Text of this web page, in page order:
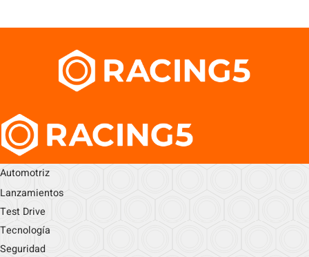
Automotriz
Lanzamientos
Test Drive
Tecnología
Seguridad